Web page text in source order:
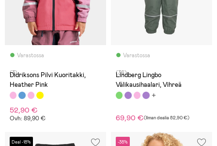
Varastossa
(3)
Didriksons Pilvi Kuoritakki,
Heather Pink
52,90 €
Ovh: 89,90 €
Varastossa
(36)
Lindberg Lingbo
Välikausihaalari, Vihreä
69,90 €(Ilman dealia82,90 €)
Deal -18% -38%